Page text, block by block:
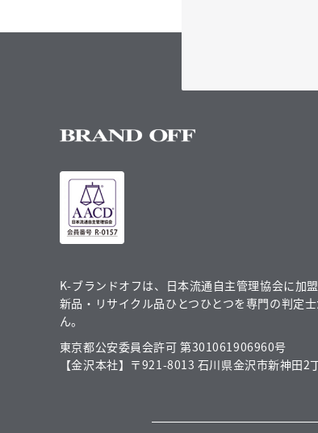
K-ブランドオフは、日本流通自主管理協会に加
新品・リサイクル品ひとつひとつを専門の判定
ん。
東京都公安委員会許可 第301061906960号
【金沢本社】〒921-8013 石川県金沢市新神田2